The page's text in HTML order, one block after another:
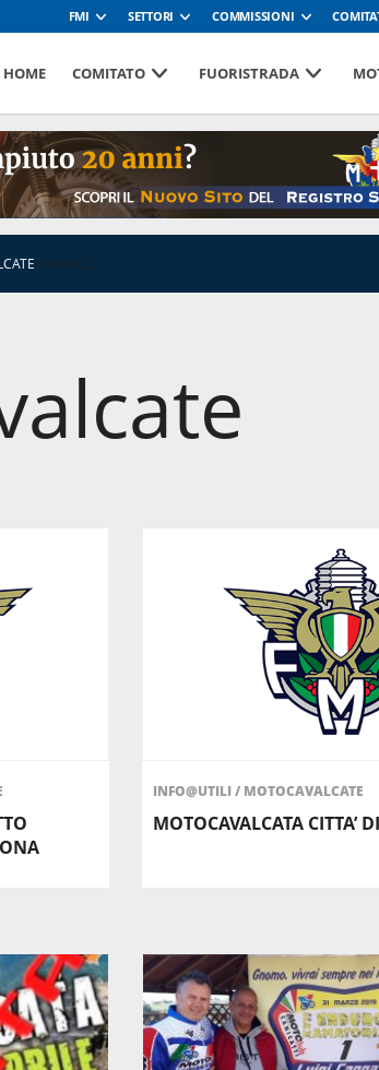
FMI SETTORI COMMISSIONI
HOME COMITATO FUORISTRADA
» (PAGE 2)
INFO@UTILI/ MOTOCAVALCATE
MOTOCAVALCATA CITTA’